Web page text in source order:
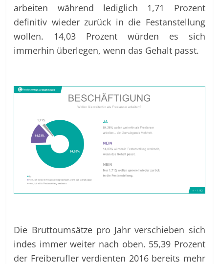
arbeiten während lediglich 1,71 Prozent
definitiv wieder zurück in die Festanstellung
wollen. 14,03 Prozent würden es sich
immerhin überlegen, wenn das Gehalt passt.
Die Bruttoumsätze pro Jahr verschieben sich
indes immer weiter nach oben. 55,39 Prozent
der Freiberufler verdienten 2016 bereits mehr